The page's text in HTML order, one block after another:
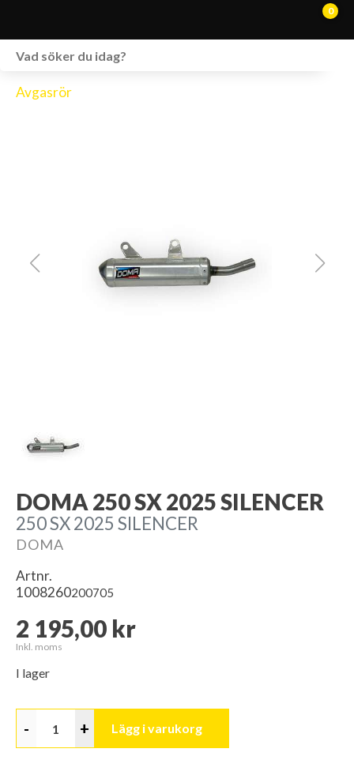
0
KONTAKT
Avgasrör
DOMA 250 SX 2025 SILENCER
250 SX 2025 SILENCER
DOMA
Artnr.
1008260200705
2 195,00 kr
Inkl. moms
I lager
- + Lägg i varukorg